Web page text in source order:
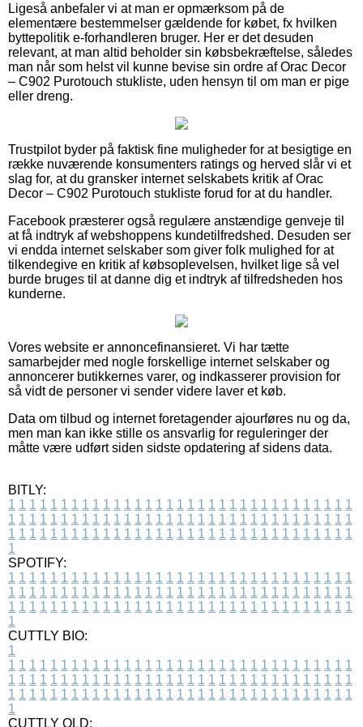
Ligeså anbefaler vi at man er opmærksom på de
elementære bestemmelser gældende for købet, fx hvilken
byttepolitik e-forhandleren bruger. Her er det desuden
relevant, at man altid beholder sin købsbekræftelse, således
man når som helst vil kunne bevise sin ordre af Orac Decor
– C902 Purotouch stukliste, uden hensyn til om man er pige
eller dreng.
Trustpilot byder på faktisk fine muligheder for at besigtige en
række nuværende konsumenters ratings og herved slår vi et
slag for, at du gransker internet selskabets kritik af Orac
Decor – C902 Purotouch stukliste forud for at du handler.
Facebook præsterer også regulære anstændige genveje til
at få indtryk af webshoppens kundetilfredshed. Desuden ser
vi endda internet selskaber som giver folk mulighed for at
tilkendegive en kritik af købsoplevelsen, hvilket lige så vel
burde bruges til at danne dig et indtryk af tilfredsheden hos
kunderne.
Vores website er annoncefinansieret. Vi har tætte
samarbejder med nogle forskellige internet selskaber og
annoncerer butikkernes varer, og indkasserer provision for
så vidt de personer vi sender videre laver et køb.
Data om tilbud og internet foretagender ajourføres nu og da,
men man kan ikke stille os ansvarlig for reguleringer der
måtte være udført siden sidste opdatering af sidens data.
BITLY:
1 1 1 1 1 1 1 1 1 1 1 1 1 1 1 1 1 1 1 1 1 1 1 1 1 1 1 1 1 1 1 1 1
1 1 1 1 1 1 1 1 1 1 1 1 1 1 1 1 1 1 1 1 1 1 1 1 1 1 1 1 1 1 1 1 1
1 1 1 1 1 1 1 1 1 1 1 1 1 1 1 1 1 1 1 1 1 1 1 1 1 1 1 1 1 1 1 1 1
1
SPOTIFY:
1 1 1 1 1 1 1 1 1 1 1 1 1 1 1 1 1 1 1 1 1 1 1 1 1 1 1 1 1 1 1 1 1
1 1 1 1 1 1 1 1 1 1 1 1 1 1 1 1 1 1 1 1 1 1 1 1 1 1 1 1 1 1 1 1 1
1 1 1 1 1 1 1 1 1 1 1 1 1 1 1 1 1 1 1 1 1 1 1 1 1 1 1 1 1 1 1 1 1
1
CUTTLY BIO:
1
1 1 1 1 1 1 1 1 1 1 1 1 1 1 1 1 1 1 1 1 1 1 1 1 1 1 1 1 1 1 1 1 1
1 1 1 1 1 1 1 1 1 1 1 1 1 1 1 1 1 1 1 1 1 1 1 1 1 1 1 1 1 1 1 1 1
1 1 1 1 1 1 1 1 1 1 1 1 1 1 1 1 1 1 1 1 1 1 1 1 1 1 1 1 1 1 1 1 1
1
CUTTLY OLD: